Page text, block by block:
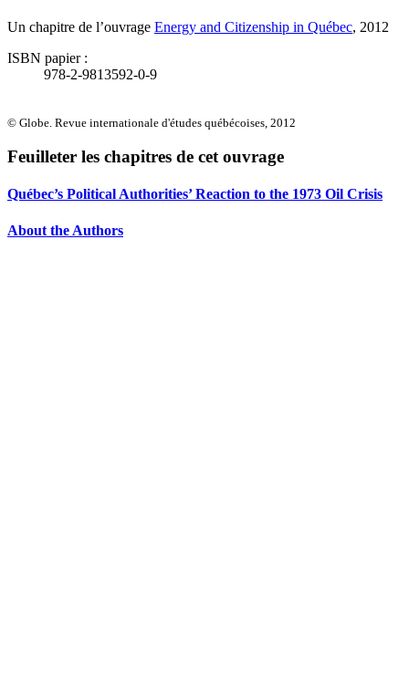
Un chapitre de l’ouvrage Energy and Citizenship in Québec, 2012
ISBN papier :
978-2-9813592-0-9
© Globe. Revue internationale d'études québécoises, 2012
Feuilleter les chapitres de cet ouvrage
Québec’s Political Authorities’ Reaction to the 1973 Oil Crisis
About the Authors